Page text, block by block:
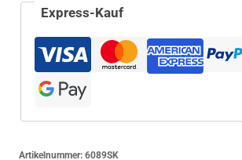
Express-Kauf
Artikelnummer: 6089SK